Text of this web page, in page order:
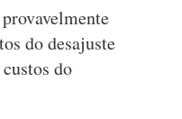
do desajuste
do